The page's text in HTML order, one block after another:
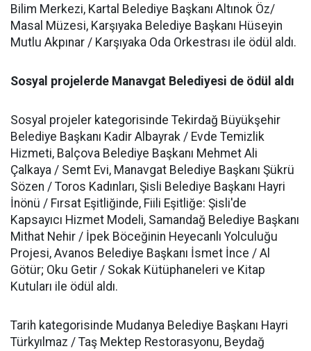
Bilim Merkezi, Kartal Belediye Başkanı Altınok Öz/
Masal Müzesi, Karşıyaka Belediye Başkanı Hüseyin
Mutlu Akpınar / Karşıyaka Oda Orkestrası ile ödül aldı.
Sosyal projelerde Manavgat Belediyesi de ödül aldı
Sosyal projeler kategorisinde Tekirdağ Büyükşehir
Belediye Başkanı Kadir Albayrak / Evde Temizlik
Hizmeti, Balçova Belediye Başkanı Mehmet Ali
Çalkaya / Semt Evi, Manavgat Belediye Başkanı Şükrü
Sözen / Toros Kadınları, Şisli Belediye Başkanı Hayri
İnönü / Fırsat Eşitliğinde, Fiili Eşitliğe: Şisli'de
Kapsayıcı Hizmet Modeli, Samandağ Belediye Başkanı
Mithat Nehir / İpek Böceğinin Heyecanlı Yolculuğu
Projesi, Avanos Belediye Başkanı İsmet İnce / Al
Götür; Oku Getir / Sokak Kütüphaneleri ve Kitap
Kutuları ile ödül aldı.
Tarih kategorisinde Mudanya Belediye Başkanı Hayri
Türkyılmaz / Taş Mektep Restorasyonu, Beydağ